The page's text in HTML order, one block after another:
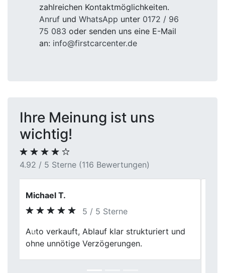
zahlreichen Kontaktmöglichkeiten.
Anruf und WhatsApp unter 0172 / 96
75 083 oder senden uns eine E-Mail
an: info@firstcarcenter.de
Ihre Meinung ist uns
wichtig!
4.92 / 5 Sterne (116 Bewertungen)
Oliver Kranz
4 / 5 Sterne
Der Autoverkauf verlief insgesamt
zufriedenstellend. Kleinere Wartezeiten vor
Previous